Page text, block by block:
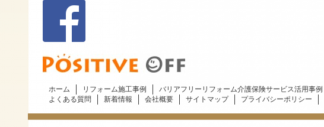
ホーム リフォーム施工事例 バリアフリーリフォーム介護保険サービス活用事例
よくある質問
新着情報 会社概要 サイトマップ プライバシーポリシー